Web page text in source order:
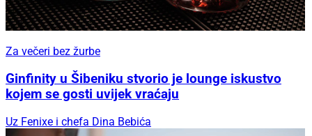
Za večeri bez žurbe
Ginfinity u Šibeniku stvorio je lounge iskustvo
kojem se gosti uvijek vraćaju
Uz Fenixe i chefa Dina Bebića